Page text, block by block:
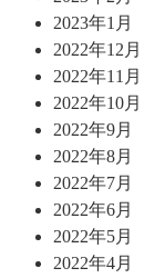
2023年1月
2022年12月
2022年11月
2022年10月
2022年9月
2022年8月
2022年7月
2022年6月
2022年5月
2022年4月